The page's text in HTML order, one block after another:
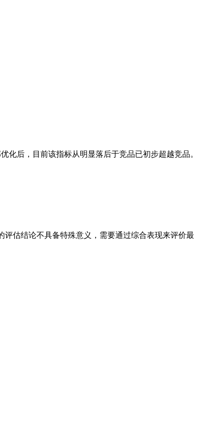
化后，目前该指标从明显落后于竞品已初步超越竞品。
估结论不具备特殊意义，需要通过综合表现来评价最